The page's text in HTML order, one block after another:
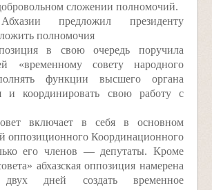
сложении полномочий.
предложил президенту
полномочия
в свою очередь поручила
«временному совету народного
функции высшего органа
и координировать свою работу с
включает в себя в основном
оппозиционного Координационного
его членов — депутаты. Кроме
абхазская оппозиция намерена
дней создать временное